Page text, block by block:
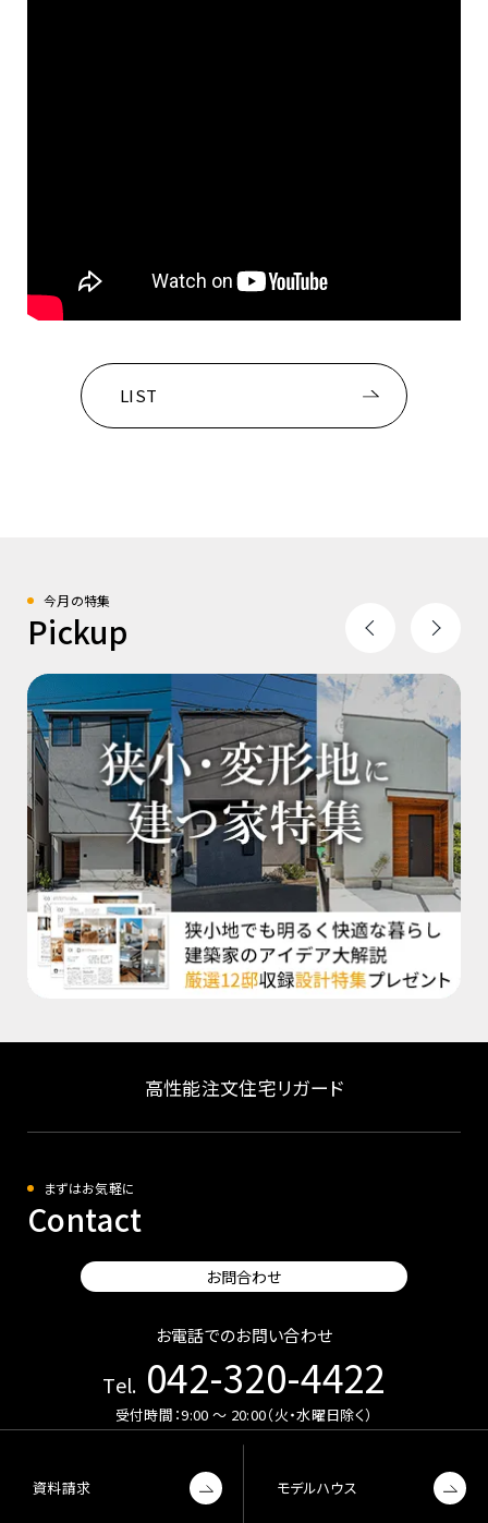
LIST
今月の特集
Pickup
高性能注文住宅リガード
まずはお気軽に
Contact
お問合わせ
お電話でのお問い合わせ
Tel. 042-320-4422
受付時間：9:00 〜 20:00（火・水曜日除く）
資料請求 モデルハウス